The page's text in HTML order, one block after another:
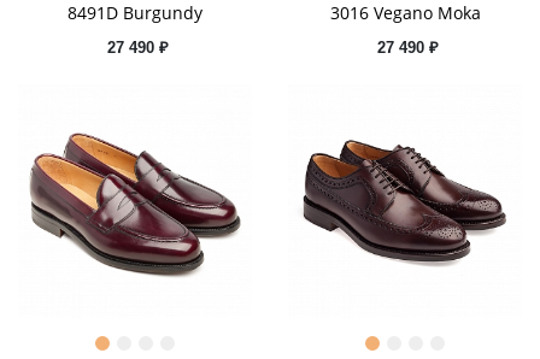
8491D Burgundy
27 490 ₽
3016 Vegano Moka
27 490 ₽